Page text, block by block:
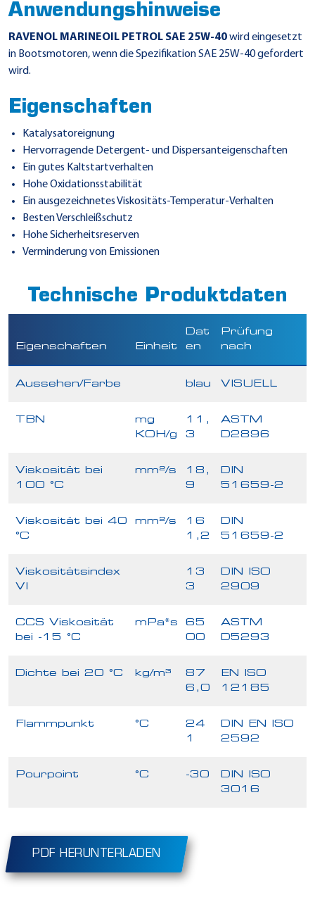
Anwendungshinweise
RAVENOL MARINEOIL PETROL SAE 25W-40wird eingesetzt
in Bootsmotoren, wenn die Spezifikation SAE 25W-40 gefordert
wird.
Eigenschaften
Katalysatoreignung
Hervorragende Detergent- und Dispersanteigenschaften
Ein gutes Kaltstartverhalten
Hohe Oxidationsstabilität
Ein ausgezeichnetes Viskositäts-Temperatur-Verhalten
Besten Verschleißschutz
Hohe Sicherheitsreserven
Verminderung von Emissionen
Technische Produktdaten
Eigenschaften Einheit
Dat
en
Prüfung
nach
Aussehen/Farbe blau VISUELL
TBN
mg
KOH/g
11,
3
ASTM
D2896
Viskosität bei
100 °C
mm²/s
18,
9
DIN
51659-2
Viskosität bei 40
°C
mm²/s
16
1,2
DIN
51659-2
Viskositätsindex
VI
13
3
DIN ISO
2909
CCS Viskosität
bei -15 °C
mPa*s
65
00
ASTM
D5293
Dichte bei 20 °C kg/m³
87
6,0
EN ISO
12185
Flammpunkt °C
24
1
DIN EN ISO
2592
Pourpoint °C -30
DIN ISO
3016
PDF HERUNTERLADEN